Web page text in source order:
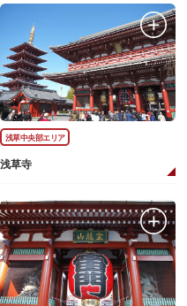
浅草中央部エリア
浅草寺